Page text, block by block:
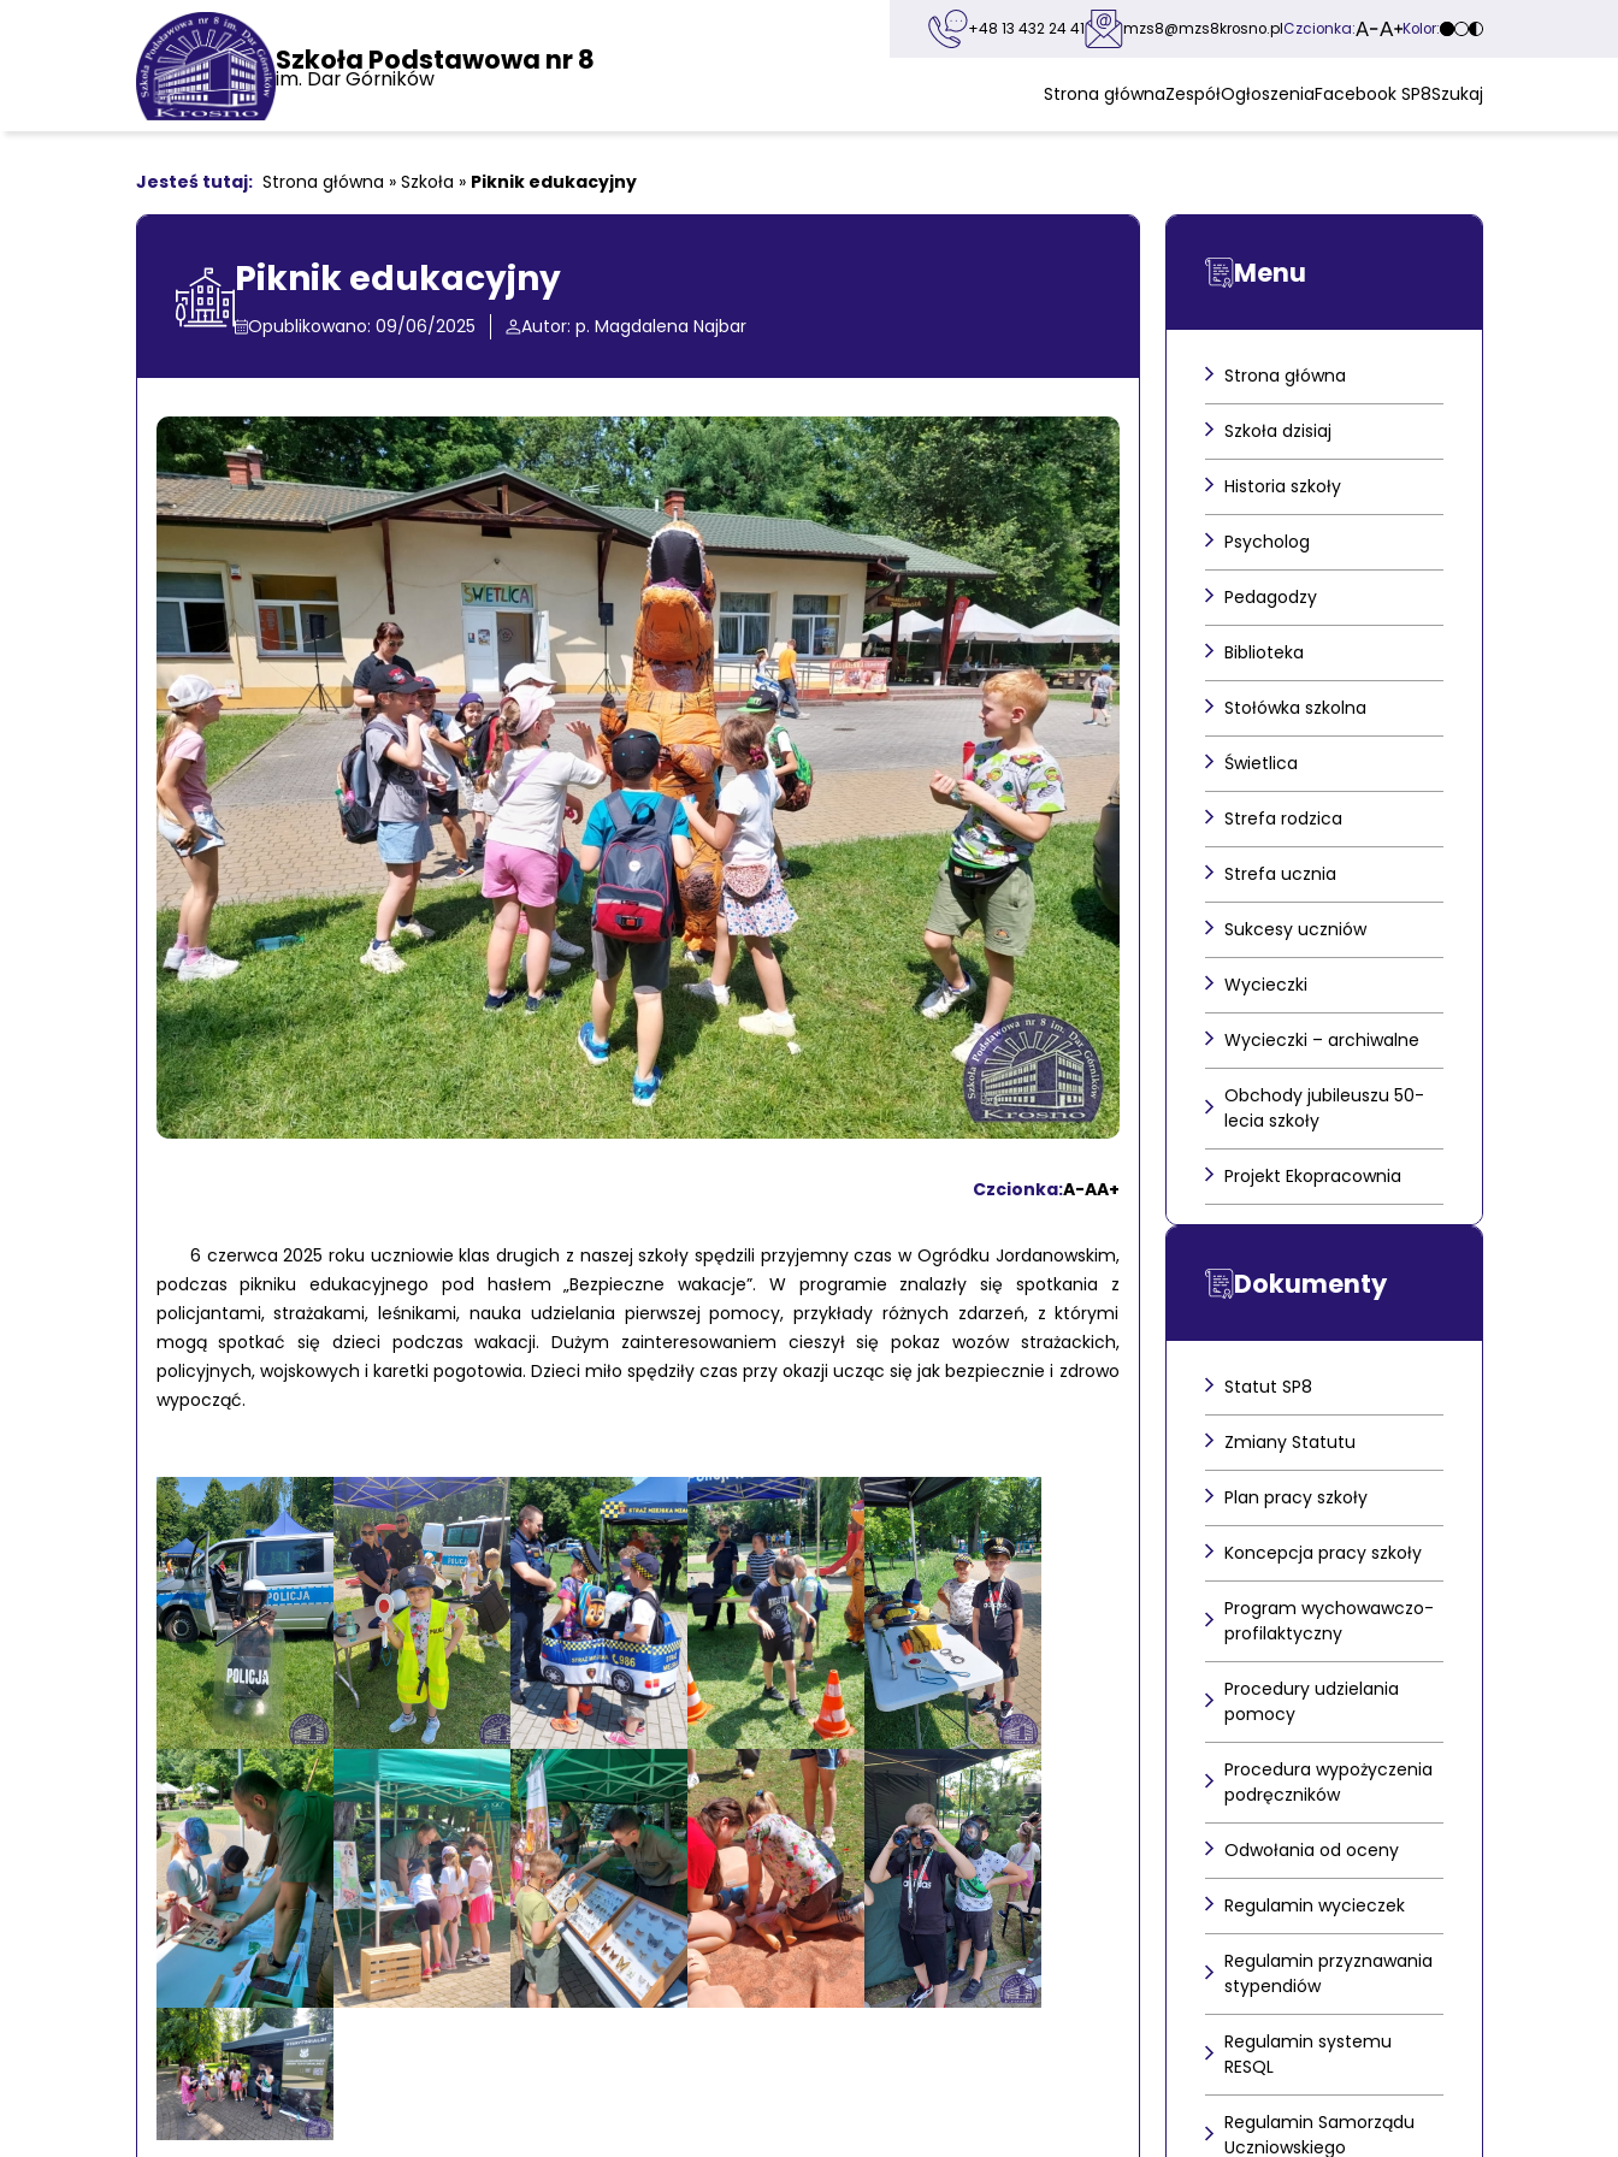
+48 13 432 24 41 mzs8@mzs8krosno.plCzcionka: Kolor:
Szkoła Podstawowa nr 8
im. Dar Górników
Strona głównaZespółOgłoszeniaFacebook SP8Szukaj
Strona główna » Szkoła » Piknik edukacyjny
Piknik edukacyjny
Opublikowano: 09/06/2025 Autor: p. Magdalena Najbar
Czcionka:A-AA+
6 czerwca 2025 roku uczniowie klas drugich z naszej szkoły spędzili przyjemny czas w Ogródku Jordanowskim,
podczas pikniku edukacyjnego pod hasłem „Bezpieczne wakacje”. W programie znalazły się spotkania z
policjantami, strażakami, leśnikami, nauka udzielania pierwszej pomocy, przykłady różnych zdarzeń, z którymi
mogą spotkać się dzieci podczas wakacji. Dużym zainteresowaniem cieszył się pokaz wozów strażackich,
policyjnych, wojskowych i karetki pogotowia. Dzieci miło spędziły czas przy okazji ucząc się jak bezpiecznie i zdrowo
wypocząć.
Menu
Strona główna
Szkoła dzisiaj
Historia szkoły
Psycholog
Pedagodzy
Biblioteka
Stołówka szkolna
Świetlica
Strefa rodzica
Strefa ucznia
Sukcesy uczniów
Wycieczki
Wycieczki – archiwalne
Obchody jubileuszu 50-
lecia szkoły
Projekt Ekopracownia
Dokumenty
Statut SP8
Zmiany Statutu
Plan pracy szkoły
Koncepcja pracy szkoły
Program wychowawczo-
profilaktyczny
Procedury udzielania
pomocy
Procedura wypożyczenia
podręczników
Odwołania od oceny
Regulamin wycieczek
Regulamin przyznawania
stypendiów
Regulamin systemu
RESQL
Regulamin Samorządu
Uczniowskiego